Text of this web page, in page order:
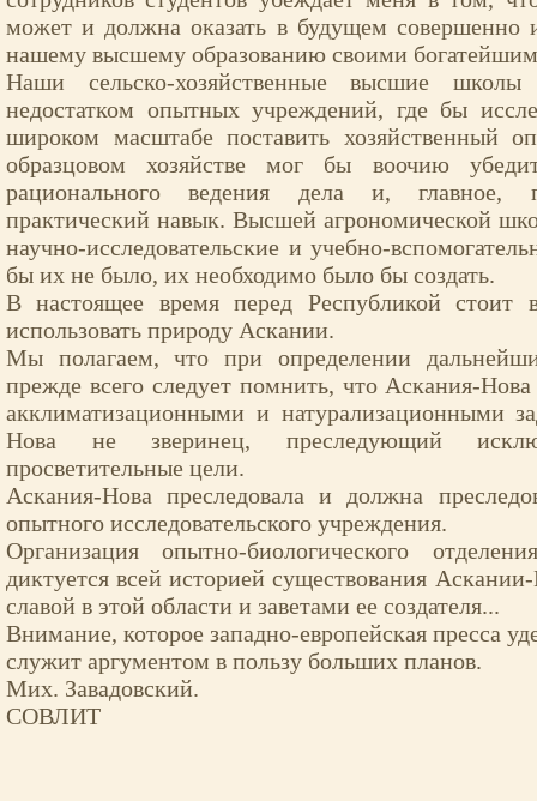
может и должна оказать в будущем совершенно
нашему высшему образованию своими
Наши сельско-хозяйственные высшие школы
недостатком опытных учреждений, где бы
широком масштабе поставить хозяйственный
образцовом хозяйстве мог бы воочию
рационального ведения дела и, главное,
практический навык. Высшей агрономической
научно-исследовательские и учебно-
бы их не было, их необходимо было бы создать.
В настоящее время перед Республикой стоит
использовать природу Аскании.
Мы полагаем, что при определении
прежде всего следует помнить, что Аскания-
акклиматизационными и натурализационными
Нова не зверинец, преследующий
просветительные цели.
Аскания-Нова преследовала и должна
опытного исследовательского учреждения.
Организация опытно-биологического
диктуется всей историей существования
славой в этой области и заветами ее создателя...
Внимание, которое западно-европейская пресса
служит аргументом в пользу больших планов.
Мих. Завадовский.
СОВЛИТ